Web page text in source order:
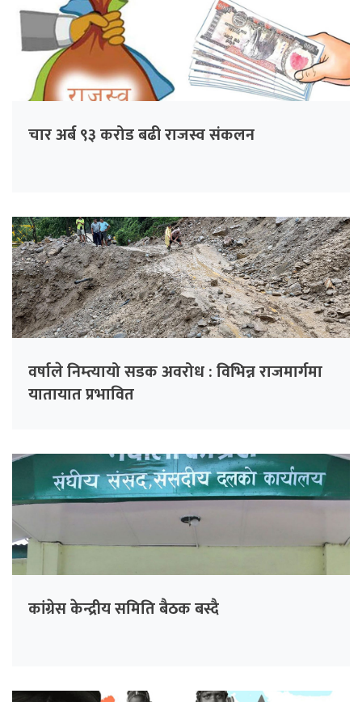
चार अर्ब ९३ करोड बढी राजस्व संकलन
वर्षाले निम्त्यायो सडक अवरोध : विभिन्न राजमार्गमा
यातायात प्रभावित
कांग्रेस केन्द्रीय समिति बैठक बस्दै